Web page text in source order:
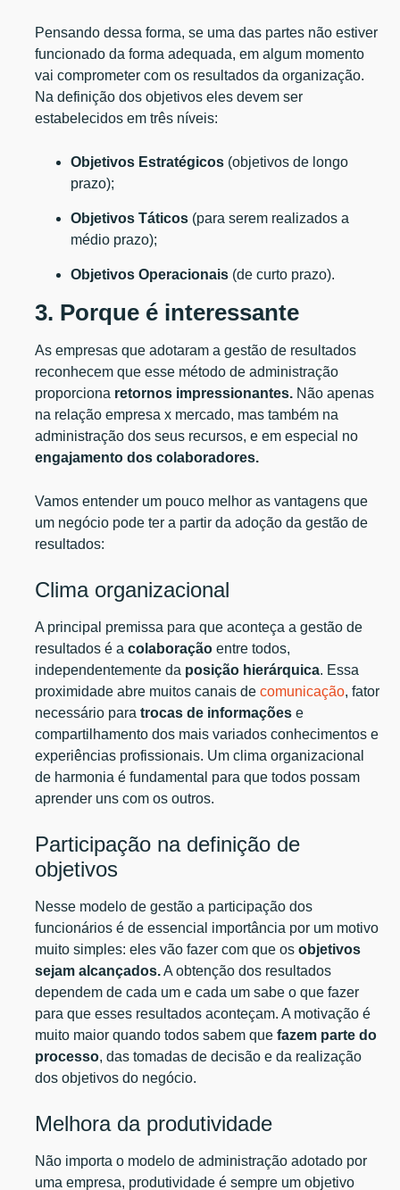
Pensando dessa forma, se uma das partes não estiver
funcionado da forma adequada, em algum momento
vai comprometer com os resultados da organização.
Na definição dos objetivos eles devem ser
estabelecidos em três níveis:
Objetivos Estratégicos (objetivos de longo
prazo);
Objetivos Táticos (para serem realizados a
médio prazo);
Objetivos Operacionais (de curto prazo).
3. Porque é interessante
As empresas que adotaram a gestão de resultados
reconhecem que esse método de administração
proporciona retornos impressionantes. Não apenas
na relação empresa x mercado, mas também na
administração dos seus recursos, e em especial no
engajamento dos colaboradores.
Vamos entender um pouco melhor as vantagens que
um negócio pode ter a partir da adoção da gestão de
resultados:
Clima organizacional
A principal premissa para que aconteça a gestão de
resultados é acolaboraçãoentre todos,
independentemente da posição hierárquica. Essa
proximidade abre muitos canais decomunicação, fator
necessário paratrocas de informações e
compartilhamento dos mais variados conhecimentos e
experiências profissionais. Um clima organizacional
de harmonia é fundamental para que todos possam
aprender uns com os outros.
Participação na definição de
objetivos
Nesse modelo de gestão a participação dos
funcionários é de essencial importância por um motivo
muito simples: eles vão fazer com que osobjetivos
sejam alcançados.A obtenção dos resultados
dependem de cada um e cada um sabe o que fazer
para que esses resultados aconteçam. A motivação é
muito maior quando todos sabem quefazem parte do
processo, das tomadas de decisão e da realização
dos objetivos do negócio.
Melhora da produtividade
Não importa o modelo de administração adotado por
uma empresa, produtividade é sempre um objetivo